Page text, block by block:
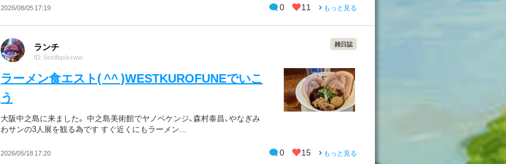
2026/08/05 17:19 0 11 もっと見る
ランチ
ID: 6esifiqxkxww
雑日誌
ラーメン食エスト( ^^ )WESTKUROFUNEでいこ
う
大阪中之島に来ました。 中之島美術館でヤノベケンジ、森村泰昌、やなぎみ
わサンの3人展を観る為です すぐ近くにもラーメン...
2026/05/18 17:20 0 15 もっと見る